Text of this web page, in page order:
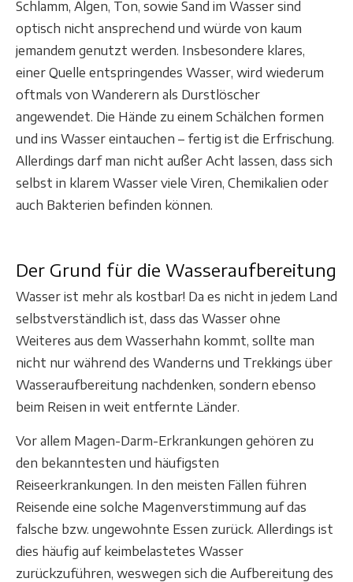
Schlamm, Algen, Ton, sowie Sand im Wasser sind
optisch nicht ansprechend und würde von kaum
jemandem genutzt werden. Insbesondere klares,
einer Quelle entspringendes Wasser, wird wiederum
oftmals von Wanderern als Durstlöscher
angewendet. Die Hände zu einem Schälchen formen
und ins Wasser eintauchen – fertig ist die Erfrischung.
Allerdings darf man nicht außer Acht lassen, dass sich
selbst in klarem Wasser viele Viren, Chemikalien oder
auch Bakterien befinden können.
Der Grund für die Wasseraufbereitung
Wasser ist mehr als kostbar! Da es nicht in jedem Land
selbstverständlich ist, dass das Wasser ohne
Weiteres aus dem Wasserhahn kommt, sollte man
nicht nur während des Wanderns und Trekkings über
Wasseraufbereitung nachdenken, sondern ebenso
beim Reisen in weit entfernte Länder.
Vor allem Magen-Darm-Erkrankungen gehören zu
den bekanntesten und häufigsten
Reiseerkrankungen. In den meisten Fällen führen
Reisende eine solche Magenverstimmung auf das
falsche bzw. ungewohnte Essen zurück. Allerdings ist
dies häufig auf keimbelastetes Wasser
zurückzuführen, weswegen sich die Aufbereitung des